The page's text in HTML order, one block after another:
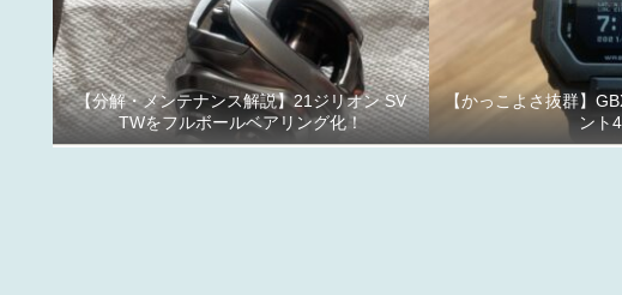
【分解・メンテナンス解説】21ジリオン SV
TWをフルボールベアリング化！
【かっこよさ抜群】
ント